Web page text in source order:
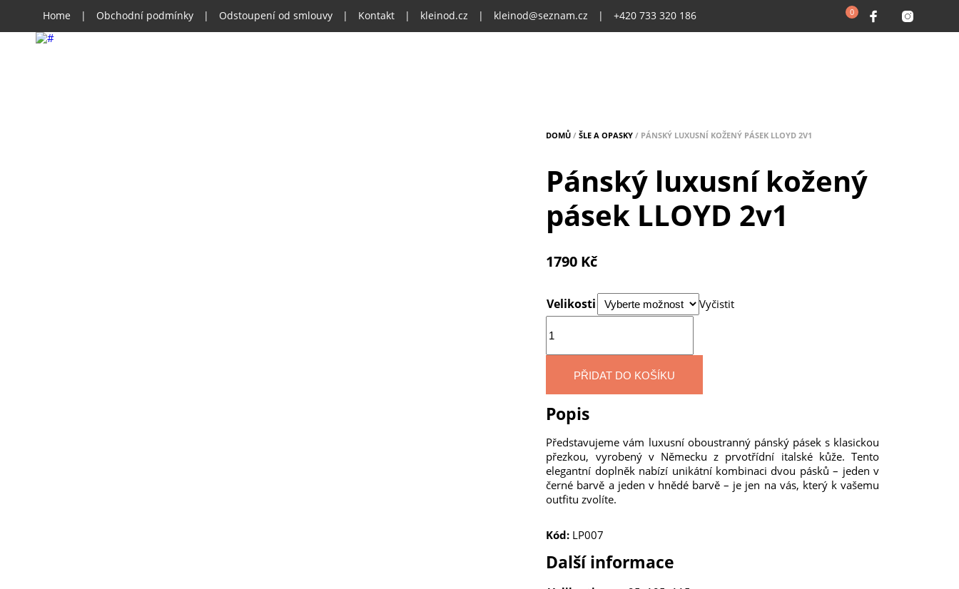
Home | Obchodní podmínky | Odstoupení od smlouvy | Kontakt | kleinod.cz | kleinod@seznam.cz | +420 733 320 186 0
DOMŮ /ŠLE A OPASKY / PÁNSKÝ LUXUSNÍ KOŽENÝ PÁSEK LLOYD 2V1
Pánský luxusní kožený
pásek LLOYD 2v1
1790 Kč
Velikosti
Vyčistit
PŘIDAT DO KOŠÍKU
Popis
Představujeme vám luxusní oboustranný pánský pásek s klasickou
přezkou, vyrobený v Německu z prvotřídní italské kůže. Tento
elegantní doplněk nabízí unikátní kombinaci dvou pásků – jeden v
černé barvě a jeden v hnědé barvě – je jen na vás, který k vašemu
outfitu zvolíte.
Kód: LP007
Další informace